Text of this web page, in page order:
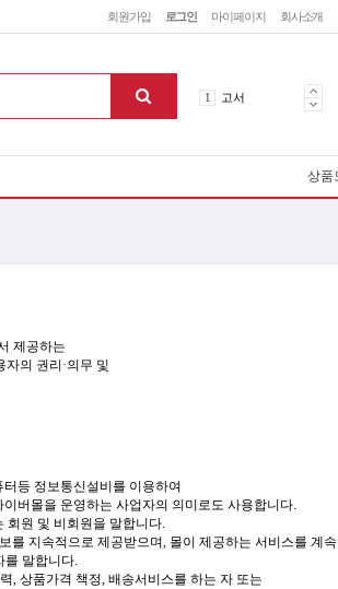
회원가입 로그인 마이페이지 회사소개
2 역사
4 미술
상품
제공하는
의 권리·의무 및
등 정보통신설비를 이용하여
버몰을 운영하는 사업자의 의미로도 사용합니다.
원 및 비회원을 말합니다.
지속적으로 제공받으며, 몰이 제공하는 서비스를 계
말합니다.
, 상품가격 책정, 배송서비스를 하는 자 또는